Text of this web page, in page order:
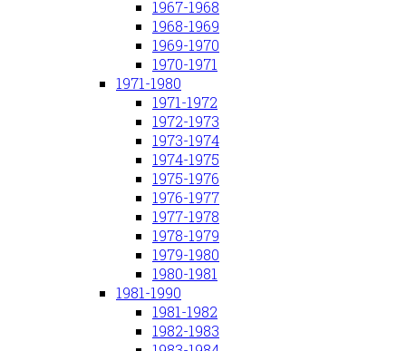
1967-1968
1968-1969
1969-1970
1970-1971
1971-1980
1971-1972
1972-1973
1973-1974
1974-1975
1975-1976
1976-1977
1977-1978
1978-1979
1979-1980
1980-1981
1981-1990
1981-1982
1982-1983